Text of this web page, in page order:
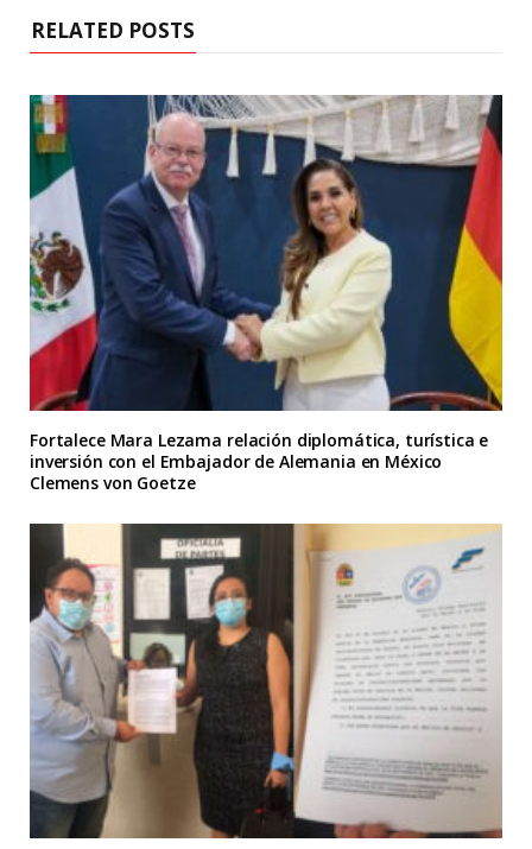
RELATED POSTS
Fortalece Mara Lezama relación diplomática, turística e
inversión con el Embajador de Alemania en México
Clemens von Goetze